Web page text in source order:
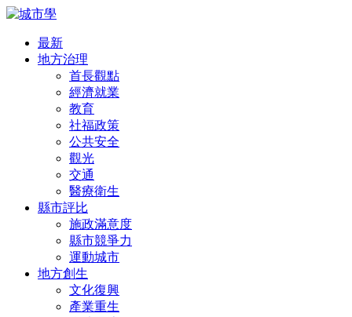
最新
地方治理
首長觀點
經濟就業
教育
社福政策
公共安全
觀光
交通
醫療衛生
縣市評比
施政滿意度
縣市競爭力
運動城市
地方創生
文化復興
產業重生